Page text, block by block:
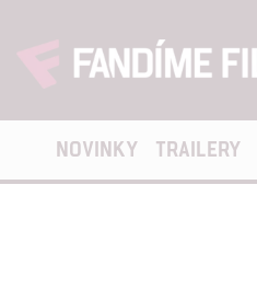
NOVINKY TRAILERY